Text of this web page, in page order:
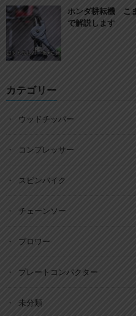
ホンダ耕耘機 こ
で解説します
カテゴリー
ウッドチッパー
コンプレッサー
スピンバイク
チェーンソー
ブロワー
プレートコンパクター
未分類